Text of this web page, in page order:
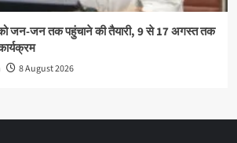
को जन-जन तक पहुंचाने की तैयारी, 9 से 17 अगस्त तक
8 August 2026